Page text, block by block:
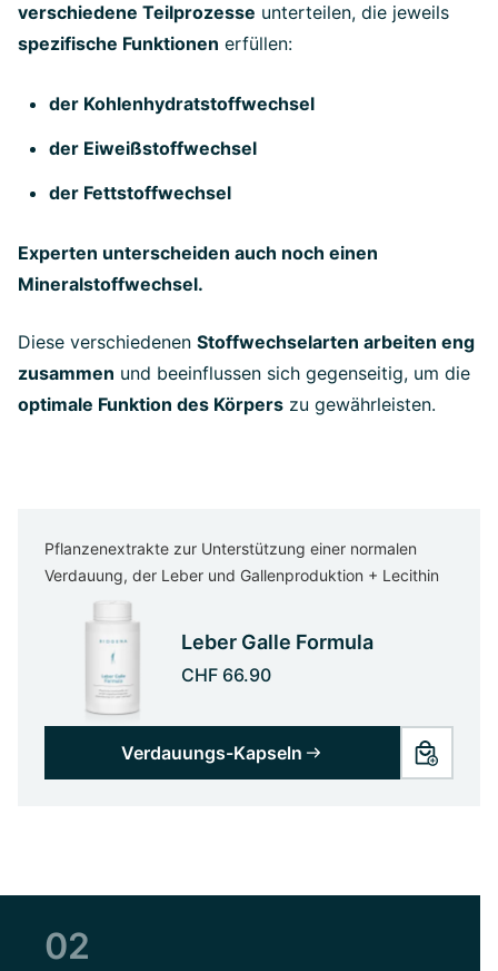
verschiedene Teilprozesse unterteilen, die jeweils
spezifische Funktionen erfüllen:
der Kohlenhydratstoffwechsel
der Eiweißstoffwechsel
der Fettstoffwechsel
Experten unterscheiden auch noch einen
Mineralstoffwechsel.
Diese verschiedenen Stoffwechselarten arbeiten eng
zusammen und beeinflussen sich gegenseitig, um die
optimale Funktion des Körpers zu gewährleisten.
Pflanzenextrakte zur Unterstützung einer normalen
Verdauung, der Leber und Gallenproduktion + Lecithin
Leber Galle Formula
CHF 66.90
Verdauungs-Kapseln
02